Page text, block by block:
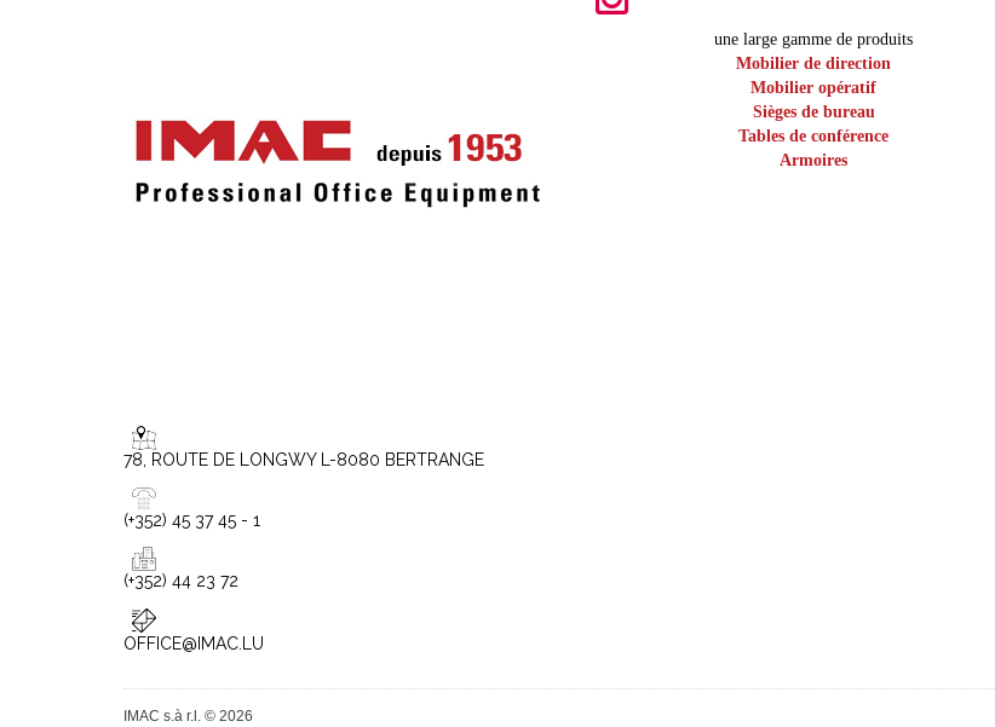
78, ROUTE DE LONGWY L-8080 BERTRANGE
(+352) 45 37 45 - 1
(+352) 44 23 72
OFFICE@IMAC.LU
une large gamme de produits
Mobilier de direction
Mobilier opératif
Sièges de bureau
Tables de conférence
Armoires
IMAC s.à r.l. © 2026